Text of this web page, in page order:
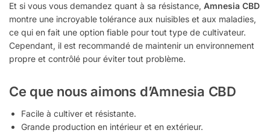
Et si vous vous demandez quant à sa résistance, Amnesia CBD
montre une incroyable tolérance aux nuisibles et aux maladies,
ce qui en fait une option fiable pour tout type de cultivateur.
Cependant, il est recommandé de maintenir un environnement
propre et contrôlé pour éviter tout problème.
Ce que nous aimons d’Amnesia CBD
Facile à cultiver et résistante.
Grande production en intérieur et en extérieur.